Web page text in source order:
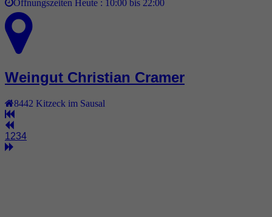
Öffnungszeiten Heute : 10:00 bis 22:00
Weingut Christian Cramer
8442 Kitzeck im Sausal
1 234